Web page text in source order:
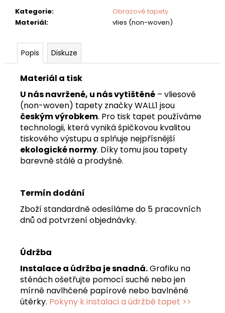
Kategorie:
Obrazové tapety
Materiál: vlies (non-woven)
Popis Diskuze
Materiál a tisk
U nás navržené, u nás vytištěné – vliesové
(non-woven) tapety značky WALL1 jsou
českým výrobkem. Pro tisk tapet používáme
technologii, která vyniká špičkovou kvalitou
tiskového výstupu a splňuje nejpřísnější
ekologické normy. Díky tomu jsou tapety
barevně stálé a prodyšné.
Termín dodání
Zboží standardně odesíláme do 5 pracovních
dnů od potvrzení objednávky.
Údržba
Instalace a údržba je snadná.Grafiku na
stěnách ošetřujte pomocí suché nebo jen
mírně navlhčené papírové nebo bavlněné
útěrky. Pokyny k instalaci a údržbě tapet >>
e
NET